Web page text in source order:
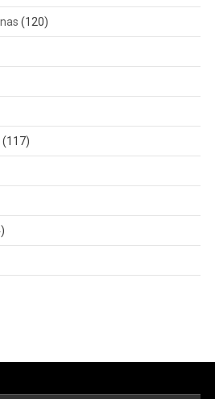
(120)
(117)